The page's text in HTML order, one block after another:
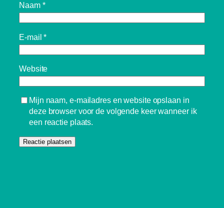
Naam *
E-mail*
Website
Mijn naam, e-mailadres en website opslaan in
deze browser voor de volgende keer wanneer ik
een reactie plaats.